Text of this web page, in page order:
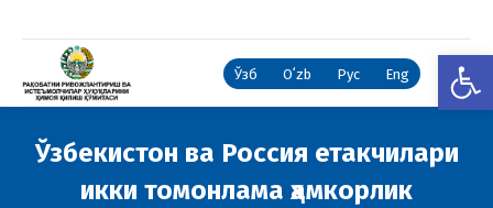
Ўзб Oʻzb Рус Eng
Ўзбекистон ва Россия етакчилари
икки томонлама ҳамкорлик